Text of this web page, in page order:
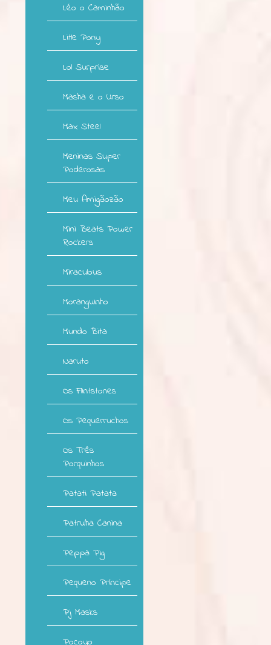
Léo o Caminhão
Litle Pony
Lol Surprise
Masha e o Urso
Max Steel
Meninas Super
Poderosas
Meu Amigãozão
Mini Beats Power
Rockers
Miraculous
Moranguinho
Mundo Bita
Naruto
Os Flintstones
Os Pequerruchos
Os Três
Porquinhos
Patati Patata
Patrulha Canina
Peppa Pig
Pequeno Príncipe
Pj Masks
Pocoyo